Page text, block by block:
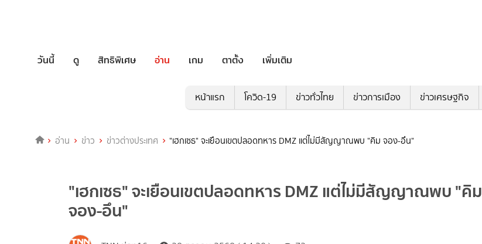
วันนี้ ดู สิทธิพิเศษ อ่าน เกม ตาตั้ง เพิ่มเติม
หน้าแรก โควิด-19 ข่าวทั่วไทย ข่าวการเมือง ข่าวเศรษฐกิจ
อ่าน ข่าว ข่าวต่างประเทศ "เฮกเซธ" จะเยือนเขตปลอดทหาร DMZ แต่ไม่มีสัญญาณพบ "คิม จอง-อึน"
"เฮกเซธ" จะเยือนเขตปลอดทหาร DMZ แต่ไม่มีสัญญาณพบ "คิม
จอง-อึน"